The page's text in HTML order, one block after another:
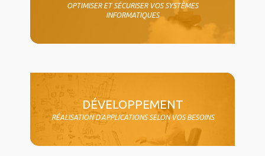
OPTIMISER ET SÉCURISER VOS SYSTÈMES
INFORMATIQUES
DÉVELOPPEMENT
RÉALISATION D'APPLICATIONS SELON VOS BESOINS